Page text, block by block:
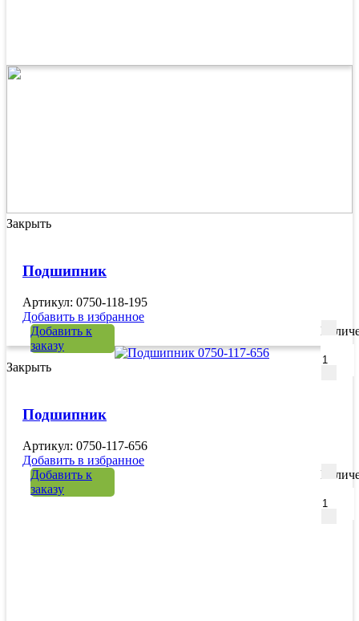
Закрыть
Подшипник
Артикул: 0750-118-195
Добавить в избранное
Добавить к
заказу
Закрыть
Подшипник
Артикул: 0750-117-656
Добавить в избранное
Добавить к
заказу